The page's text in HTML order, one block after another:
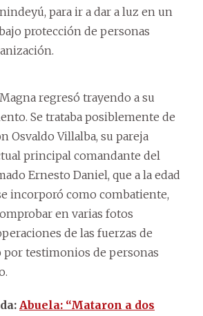
para ir a dar a luz en un
protección de personas
regresó trayendo a su
Se trataba posiblemente de
Osvaldo Villalba, su pareja
principal comandante del
Ernesto Daniel, que a la edad
incorporó como combatiente,
en varias fotos
de las fuerzas de
por testimonios de personas
Abuela: “Mataron a dos